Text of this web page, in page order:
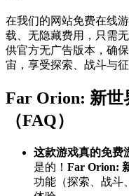
在我们的网站免费在线
载、无隐藏费用，只需
供官方无广告版本，确
宙，享受探索、战斗与
Far Orion: 新世
（FAQ）
这款游戏真的免费
是的！ Far Orion:
功能（探索、战斗